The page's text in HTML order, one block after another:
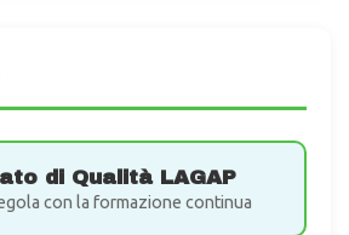
di Qualità LAGAP
con la formazione continua